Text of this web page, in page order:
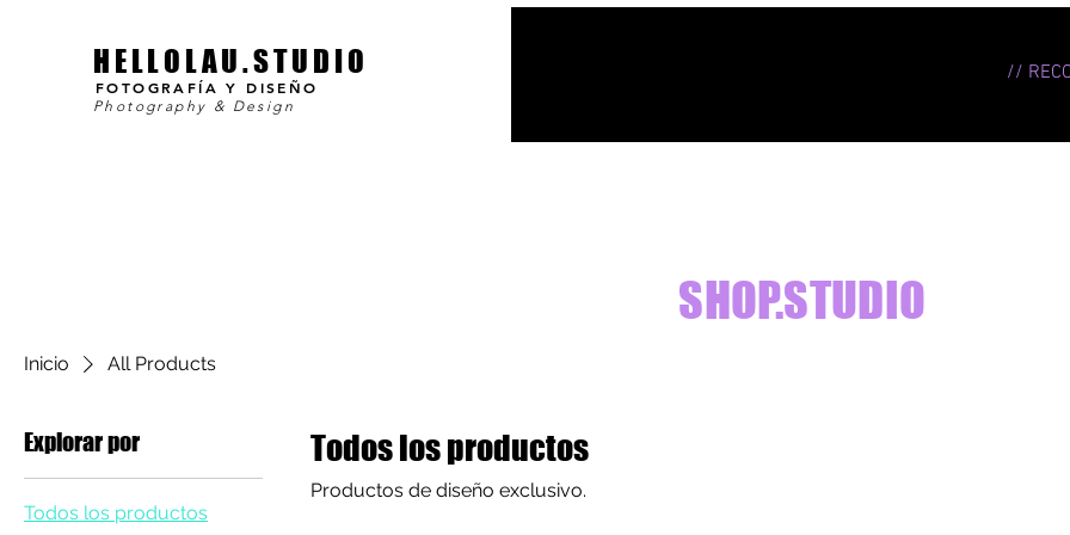
HELLOLAU.STUDIO
FOTOGRAFÍA Y DISEÑO
Photography & Design
//
SHOP.STUDIO
Inicio All Products
Explorar por
Todos los productos
Todos los productos
Productos de diseño exclusivo.